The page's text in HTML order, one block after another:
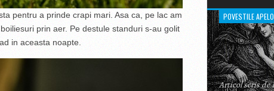
pentru a prinde crapi mari. Asa ca, pe lac am
prin aer. Pe destule standuri s-au golit
in aceasta noapte.
POVESTILE
Articol scris